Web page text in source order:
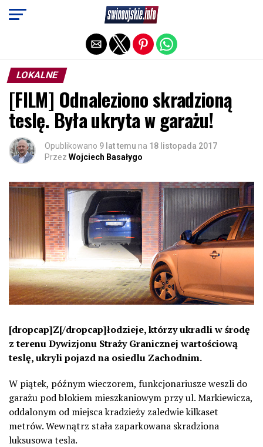
LOKALNE
[FILM] Odnaleziono skradzioną
teslę. Była ukryta w garażu!
Opublikowano 9 lat temu na 18 listopada 2017
Przez Wojciech Basałygo
[dropcap]Z[/dropcap]łodzieje, którzy ukradli w środę
z terenu Dywizjonu Straży Granicznej wartościową
teslę, ukryli pojazd na osiedlu Zachodnim.
W piątek, późnym wieczorem, funkcjonariusze weszli do
garażu pod blokiem mieszkaniowym przy ul. Markiewicza,
oddalonym od miejsca kradzieży zaledwie kilkaset
metrów. Wewnątrz stała zaparkowana skradziona
luksusowa tesla.
Exit mobile version